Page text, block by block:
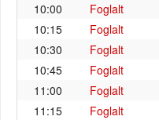
10:00
Foglalt
10:15
Foglalt
10:30
Foglalt
10:45
Foglalt
11:00
Foglalt
11:15
Foglalt